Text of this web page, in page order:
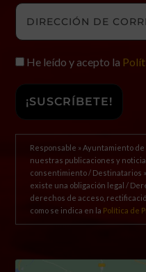
He leído y acepto la
Responsable » Ayuntamiento
nuestras publicaciones y
consentimiento / Destinatarios
existe una obligación legal /
derechos de acceso,
como se indica en la Política de